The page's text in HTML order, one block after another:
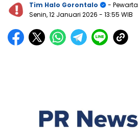
Tim Halo Gorontalo
- Pewarta
Senin, 12 Januari 2026 - 13:55 WIB